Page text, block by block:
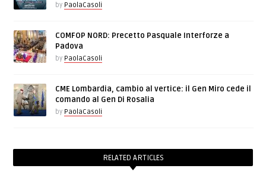
by PaolaCasoli
COMFOP NORD: Precetto Pasquale Interforze a
Padova
by PaolaCasoli
CME Lombardia, cambio al vertice: il Gen Miro cede il
comando al Gen Di Rosalia
by PaolaCasoli
RELATED ARTICLES